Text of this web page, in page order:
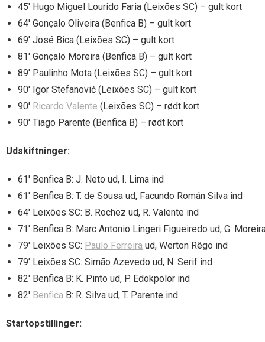
45′ Hugo Miguel Lourido Faria (Leixões SC) – gult kort
64′ Gonçalo Oliveira (Benfica B) – gult kort
69′ José Bica (Leixões SC) – gult kort
81′ Gonçalo Moreira (Benfica B) – gult kort
89′ Paulinho Mota (Leixões SC) – gult kort
90′ Igor Stefanović (Leixões SC) – gult kort
90′ Ricardo Valente (Leixões SC) – rødt kort
90′ Tiago Parente (Benfica B) – rødt kort
Udskiftninger:
61′ Benfica B: J. Neto ud, I. Lima ind
61′ Benfica B: T. de Sousa ud, Facundo Román Silva ind
64′ Leixões SC: B. Rochez ud, R. Valente ind
71′ Benfica B: Marc Antonio Lingeri Figueiredo ud, G.
79′ Leixões SC: Paulo Ferreira ud, Werton Rêgo ind
79′ Leixões SC: Simão Azevedo ud, N. Serif ind
82′ Benfica B: K. Pinto ud, P. Edokpolor ind
82′ Benfica B: R. Silva ud, T. Parente ind
Startopstillinger: